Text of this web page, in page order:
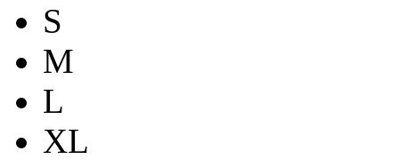
S
M
L
XL